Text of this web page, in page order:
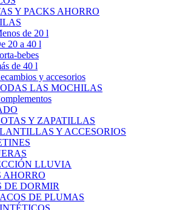
Y PACKS AHORRO
de 20 l
20 a 40 l
bebes
de 40 l
y accesorios
LAS MOCHILAS
Y ZAPATILLAS
Y ACCESORIOS
LLUVIA
AHORRO
DE DORMIR
DE PLUMAS